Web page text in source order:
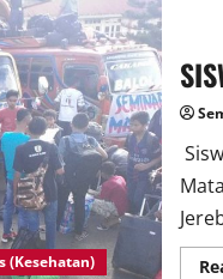
(Kesehatan)